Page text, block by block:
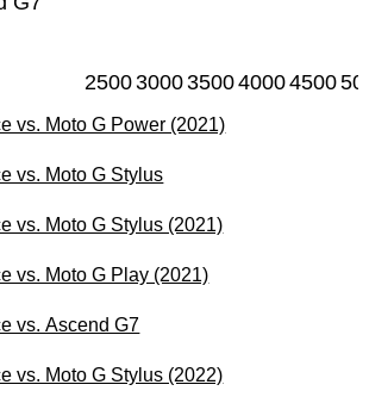
25003000350040004500
vs. Moto G Power (2021)
vs. Moto G Stylus
vs. Moto G Stylus (2021)
vs. Moto G Play (2021)
vs. Ascend G7
vs. Moto G Stylus (2022)